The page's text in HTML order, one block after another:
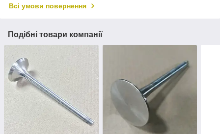
Всі умови повернення
Подібні товари компанії